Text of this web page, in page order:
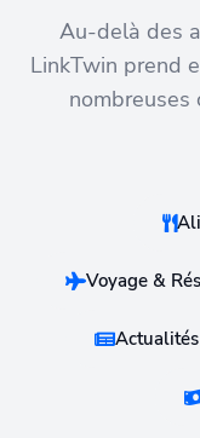
Au-delà des
LinkTwin prend
nombreuses
Voyage &